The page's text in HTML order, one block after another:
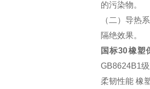
的污染物。
（二）导热
隔绝效果。
国标30橡塑
GB8624B1
柔韧性能 橡